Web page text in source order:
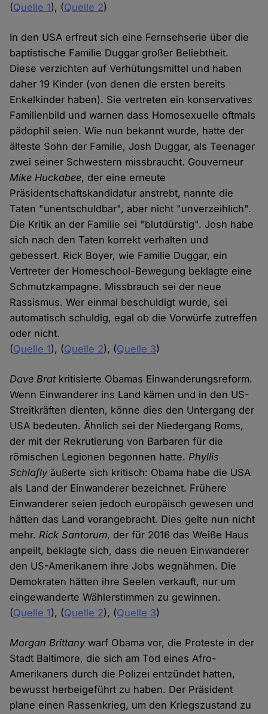
(Quelle 1), (Quelle 2)
In den USA erfreut sich eine Fernsehserie über die
baptistische Familie Duggar großer Beliebtheit.
Diese verzichten auf Verhütungsmittel und haben
daher 19 Kinder (von denen die ersten bereits
Enkelkinder haben). Sie vertreten ein konservatives
Familienbild und warnen dass Homosexuelle oftmals
pädophil seien. Wie nun bekannt wurde, hatte der
älteste Sohn der Familie, Josh Duggar, als Teenager
zwei seiner Schwestern missbraucht. Gouverneur
Mike Huckabee, der eine erneute
Präsidentschaftskandidatur anstrebt, nannte die
Taten "unentschuldbar", aber nicht "unverzeihlich".
Die Kritik an der Familie sei "blutdürstig". Josh habe
sich nach den Taten korrekt verhalten und
gebessert. Rick Boyer, wie Familie Duggar, ein
Vertreter der Homeschool-Bewegung beklagte eine
Schmutzkampagne. Missbrauch sei der neue
Rassismus. Wer einmal beschuldigt wurde, sei
automatisch schuldig, egal ob die Vorwürfe zutreffen
oder nicht.
(Quelle 1), (Quelle 2), (Quelle 3)
Dave Bratkritisierte Obamas Einwanderungsreform.
Wenn Einwanderer ins Land kämen und in den US-
Streitkräften dienten, könne dies den Untergang der
USA bedeuten. Ähnlich sei der Niedergang Roms,
der mit der Rekrutierung von Barbaren für die
römischen Legionen begonnen hatte.Phyllis
Schlaflyäußerte sich kritisch: Obama habe die USA
als Land der Einwanderer bezeichnet. Frühere
Einwanderer seien jedoch europäisch gewesen und
hätten das Land vorangebracht. Dies gelte nun nicht
mehr.Rick Santorum, der für 2016 das Weiße Haus
anpeilt, beklagte sich, dass die neuen Einwanderer
den US-Amerikanern ihre Jobs wegnähmen. Die
Demokraten hätten ihre Seelen verkauft, nur um
eingewanderte Wählerstimmen zu gewinnen.
(Quelle 1), (Quelle 2), (Quelle 3)
Morgan Brittanywarf Obama vor, die Proteste in der
Stadt Baltimore, die sich am Tod eines Afro-
Amerikaners durch die Polizei entzündet hatten,
bewusst herbeigeführt zu haben. Der Präsident
plane einen Rassenkrieg, um den Kriegszustand zu